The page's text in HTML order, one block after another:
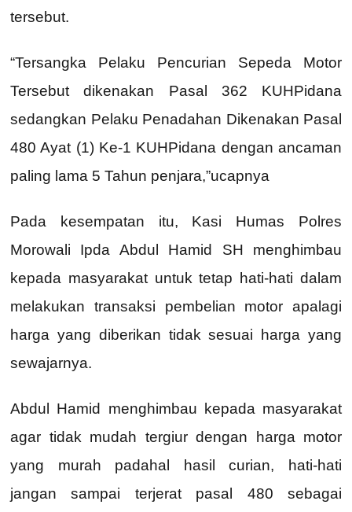
tersebut.
“Tersangka Pelaku Pencurian Sepeda Motor
Tersebut dikenakan Pasal 362 KUHPidana
sedangkan Pelaku Penadahan Dikenakan Pasal
480 Ayat (1) Ke-1 KUHPidana dengan ancaman
paling lama 5 Tahun penjara,”ucapnya
Pada kesempatan itu, Kasi Humas Polres
Morowali Ipda Abdul Hamid SH menghimbau
kepada masyarakat untuk tetap hati-hati dalam
melakukan transaksi pembelian motor apalagi
harga yang diberikan tidak sesuai harga yang
sewajarnya.
Abdul Hamid menghimbau kepada masyarakat
agar tidak mudah tergiur dengan harga motor
yang murah padahal hasil curian, hati-hati
jangan sampai terjerat pasal 480 sebagai